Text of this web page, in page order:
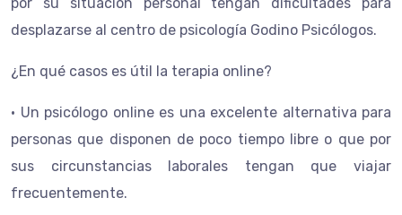
desplazarse al centro de psicología Godino Psicólogos.
¿En qué casos es útil la terapia online?
• Un psicólogo online es una excelente alternativa para
personas que disponen de poco tiempo libre o que por
sus circunstancias laborales tengan que viajar
frecuentemente.